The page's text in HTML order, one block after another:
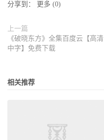
分享到： 更多 (0)
上一篇
《破晓东方》全集百度云【高清
中字】免费下载
相关推荐